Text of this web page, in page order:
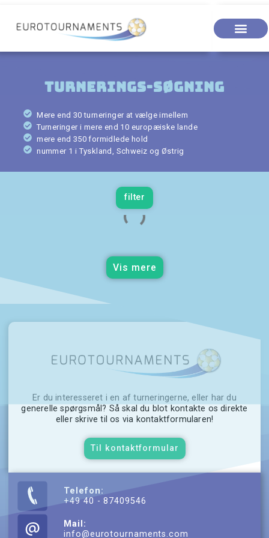
Turnerings-søgning
Mere end 30 turneringer at vælge imellem
Turneringer i mere end 10 europæiske lande
mere end 350 formidlede hold
nummer 1 i Tyskland, Schweiz og Østrig
filter
Vis mere
Er du interesseret i en af turneringerne, eller har du
generelle spørgsmål? Så skal du blot kontakte os direkte
eller skrive til os via kontaktformularen!
Til kontaktformular
Telefon:
+49 40 - 87409546
Mail:
info@eurotournaments.com